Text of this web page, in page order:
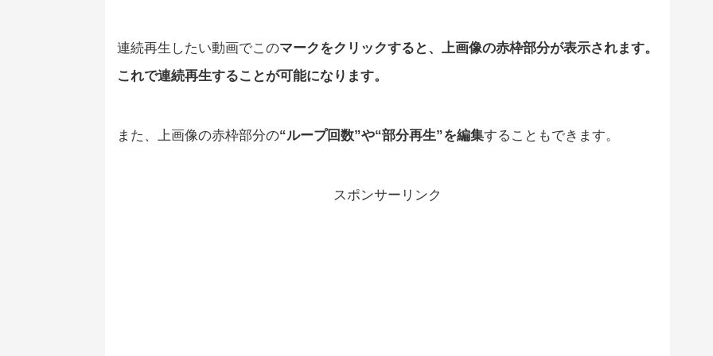
連続再生したい動画でこのマークをクリックすると、上画像の赤枠部分が表示されます。
これで連続再生することが可能になります。
また、上画像の赤枠部分の“ループ回数”や“部分再生”を編集することもできます。
スポンサーリンク